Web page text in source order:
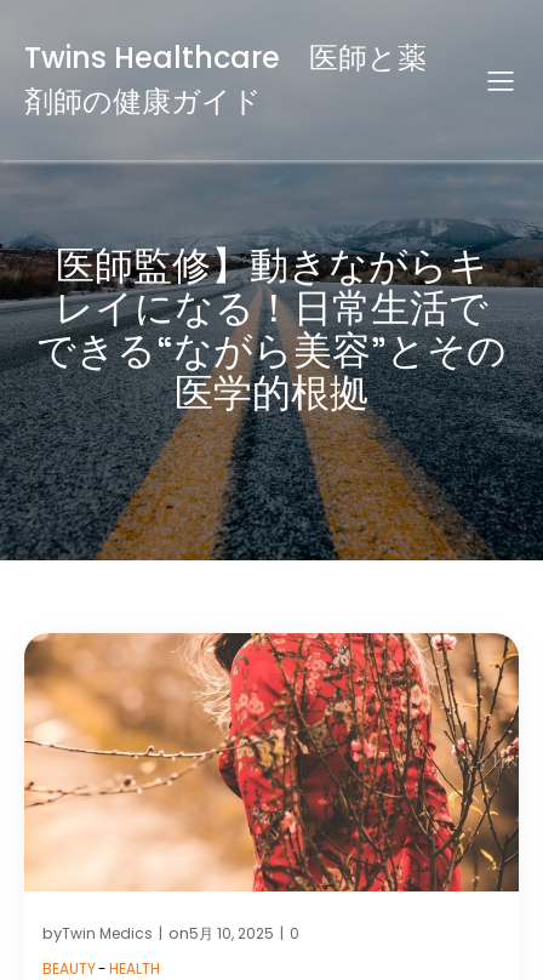
Twins Healthcare 医師と薬
剤師の健康ガイド
医師監修】動きながらキ
レイになる！日常生活で
できる“ながら美容”とその
医学的根拠
byTwin Medics | on5月 10, 2025 | 0
BEAUTY-HEALTH